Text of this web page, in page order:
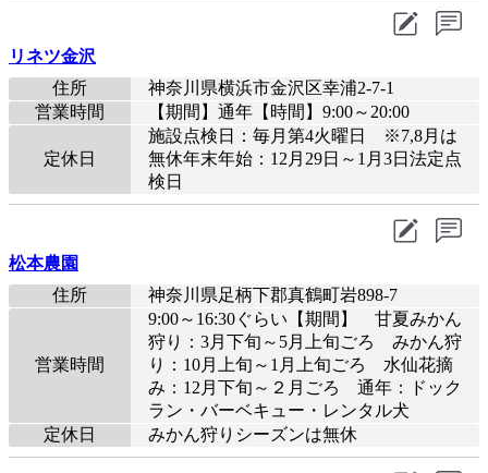
リネツ金沢
住所
神奈川県横浜市金沢区幸浦2-7-1
営業時間
【期間】通年【時間】9:00～20:00
定休日
施設点検日：毎月第4火曜日 ※7,8月は
無休年末年始：12月29日～1月3日法定点
検日
松本農園
住所
神奈川県足柄下郡真鶴町岩898-7
営業時間
9:00～16:30ぐらい【期間】 甘夏みかん
狩り：3月下旬～5月上旬ごろ みかん狩
り：10月上旬～1月上旬ごろ 水仙花摘
み：12月下旬～２月ごろ 通年：ドック
ラン・バーベキュー・レンタル犬
定休日
みかん狩りシーズンは無休